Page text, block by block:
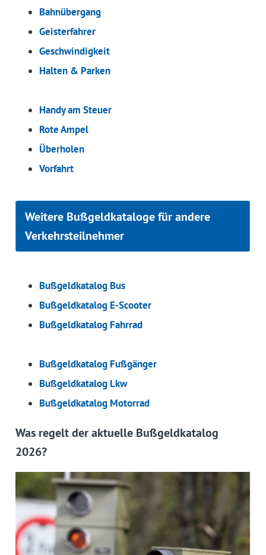
Bahnübergang
Geisterfahrer
Geschwindigkeit
Halten & Parken
Handy am Steuer
Rote Ampel
Überholen
Vorfahrt
Weitere Bußgeldkataloge für andere
Verkehrsteilnehmer
Bußgeldkatalog Bus
Bußgeldkatalog E-Scooter
Bußgeldkatalog Fahrrad
Bußgeldkatalog Fußgänger
Bußgeldkatalog Lkw
Bußgeldkatalog Motorrad
Was regelt der aktuelle Bußgeldkatalog
2026?